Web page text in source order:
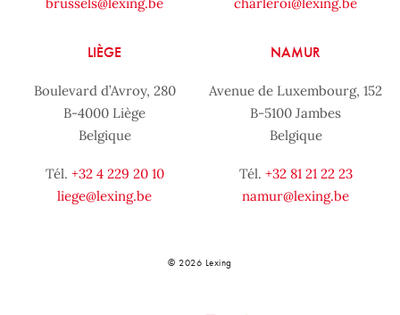
LIÈGE
Boulevard d’Avroy, 280
B-4000 Liège
Belgique
Tél. +32 4 229 20 10
liege@lexing.be
NAMUR
Avenue de Luxembourg, 152
B-5100 Jambes
Belgique
Tél. +32 81 21 22 23
namur@lexing.be
© 2026 Lexing